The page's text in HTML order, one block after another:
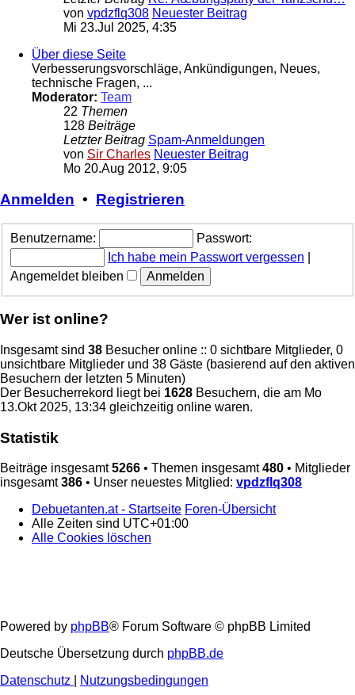
von vpdzflq308 Neuester Beitrag
Mi 23.Jul 2025, 4:35
Über diese Seite
Verbesserungsvorschläge, Ankündigungen, Neues,
technische Fragen, ...
Moderator: Team
22 Themen
128 Beiträge
Letzter Beitrag Spam-Anmeldungen
von Sir Charles Neuester Beitrag
Mo 20.Aug 2012, 9:05
Anmelden • Registrieren
Benutzername:
Passwort:
Ich habe mein Passwort vergessen
Angemeldet bleiben
Wer ist online?
Insgesamt sind 38 Besucher online :: 0 sichtbare Mitglieder, 0
unsichtbare Mitglieder und 38 Gäste (basierend auf den aktiven
Besuchern der letzten 5 Minuten)
Der Besucherrekord liegt bei 1628 Besuchern, die am Mo
13.Okt 2025, 13:34 gleichzeitig online waren.
Statistik
Beiträge insgesamt5266 • Themen insgesamt480 • Mitglieder
insgesamt386 • Unser neuestes Mitglied: vpdzflq308
Debuetanten.at - Startseite Foren-Übersicht
Alle Zeiten sind UTC+01:00
Alle Cookies löschen
Powered by phpBB® Forum Software © phpBB Limited
Deutsche Übersetzung durch phpBB.de
Datenschutz
Nutzungsbedingungen